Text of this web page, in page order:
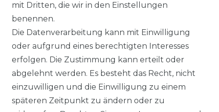
mit Dritten, die wir in den Einstellungen
benennen.
Die Datenverarbeitung kann mit Einwilligung
oder aufgrund eines berechtigten Interesses
erfolgen. Die Zustimmung kann erteilt oder
abgelehnt werden. Es besteht das Recht, nicht
einzuwilligen und die Einwilligung zu einem
späteren Zeitpunkt zu ändern oder zu
Impressum
vorbehalten.